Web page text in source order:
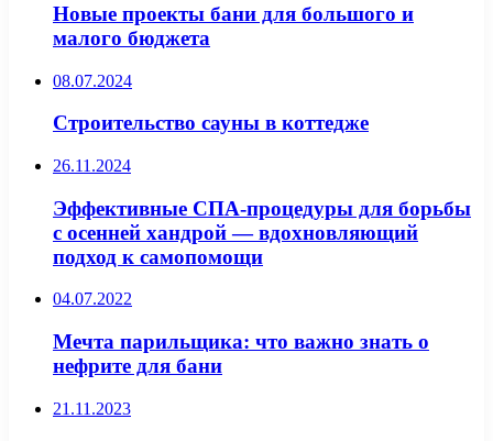
Новые проекты бани для большого и
малого бюджета
08.07.2024
Строительство сауны в коттедже
26.11.2024
Эффективные СПА-процедуры для борьбы
с осенней хандрой — вдохновляющий
подход к самопомощи
04.07.2022
Мечта парильщика: что важно знать о
нефрите для бани
21.11.2023